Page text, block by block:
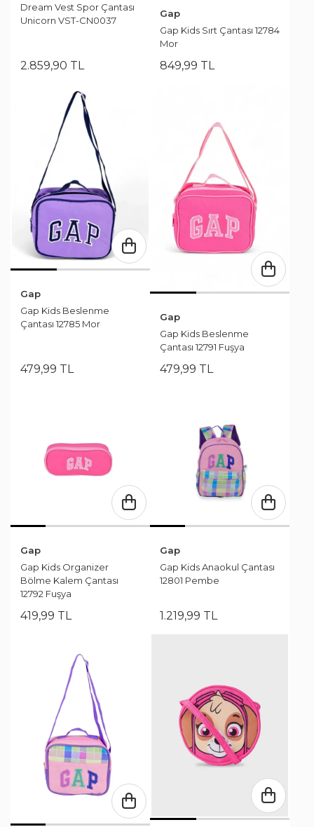
Dream Vest Spor Çantası
Unicorn VST-CN0037
2.859,90 TL
Gap
Gap Kids Sırt Çantası 12784
Mor
849,99 TL
Gap
Gap Kids Beslenme
Çantası 12785 Mor
479,99 TL
Gap
Gap Kids Beslenme
Çantası 12791 Fuşya
479,99 TL
Gap
Gap Kids Organizer
Bölme Kalem Çantası
12792 Fuşya
419,99 TL
Gap
Gap Kids Anaokul Çantası
12801 Pembe
1.219,99 TL